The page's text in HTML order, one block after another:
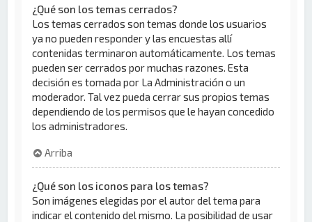
¿Qué son los temas cerrados?
Los temas cerrados son temas donde los usuarios
ya no pueden responder y las encuestas allí
contenidas terminaron automáticamente. Los temas
pueden ser cerrados por muchas razones. Esta
decisión es tomada por La Administración o un
moderador. Tal vez pueda cerrar sus propios temas
dependiendo de los permisos que le hayan concedido
los administradores.
Arriba
¿Qué son los iconos para los temas?
Son imágenes elegidas por el autor del tema para
indicar el contenido del mismo. La posibilidad de usar